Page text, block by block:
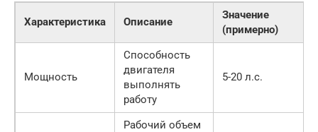
Характеристика Описание
Значение
(примерно)
Мощность
Способность
двигателя
выполнять
работу
5-20 л.с.
Рабочий объем